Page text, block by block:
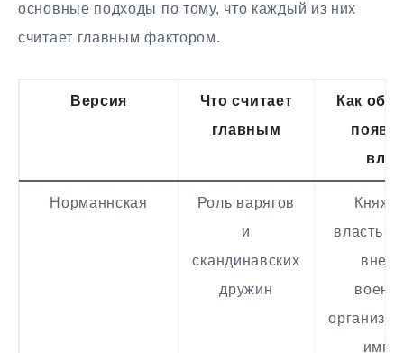
основные подходы по тому, что каждый из них
считает главным фактором.
Версия
Что считает
главным
Как
Норманнская
Роль варягов
и
скандинавских
дружин
власть